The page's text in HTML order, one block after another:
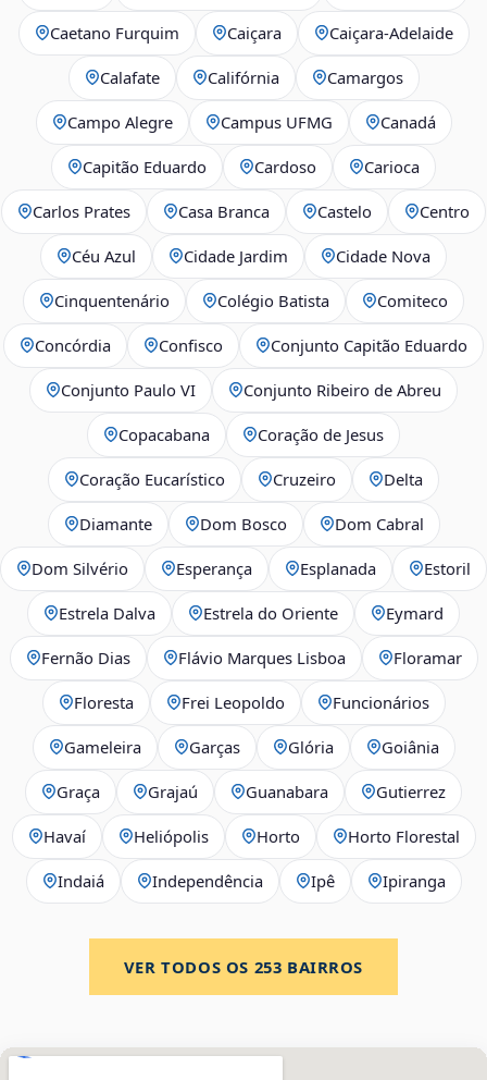
Caetano Furquim Caiçara Caiçara-Adelaide
Calafate Califórnia Camargos
Campo Alegre Campus UFMG Canadá
Capitão Eduardo Cardoso Carioca
Carlos Prates Casa Branca Castelo Centro
Céu Azul Cidade Jardim Cidade Nova
Cinquentenário Colégio Batista Comiteco
Concórdia Confisco Conjunto Capitão Eduardo
Conjunto Paulo VI Conjunto Ribeiro de Abreu
Copacabana Coração de Jesus
Coração Eucarístico Cruzeiro Delta
Diamante Dom Bosco Dom Cabral
Dom Silvério Esperança Esplanada Estoril
Estrela Dalva Estrela do Oriente Eymard
Fernão Dias Flávio Marques Lisboa Floramar
Floresta Frei Leopoldo Funcionários
Gameleira Garças Glória Goiânia
Graça Grajaú Guanabara Gutierrez
Havaí Heliópolis Horto Horto Florestal
Indaiá Independência Ipê Ipiranga
VER TODOS OS 253 BAIRROS